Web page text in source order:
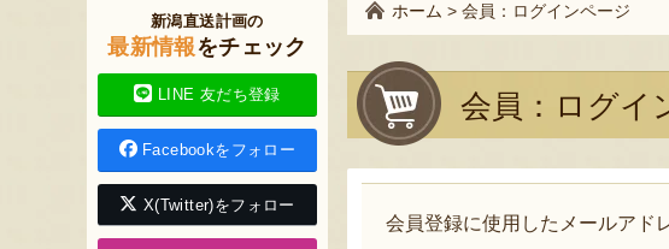
ホーム > 会員：ログインページ
会員：ログイ
会員登録に使用したメールアド
新潟直送計画の
最新情報をチェック
LINE 友だち登録
Facebookをフォロー
X(Twitter)をフォロー